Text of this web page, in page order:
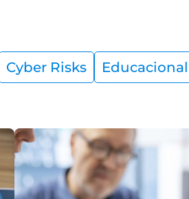
Cyber Risks Educacional